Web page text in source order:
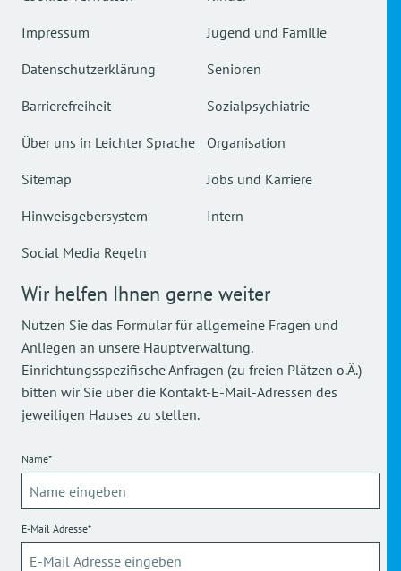
Impressum
Datenschutzerklärung
Barrierefreiheit
Über uns in Leichter Sprache
Sitemap
Hinweisgebersystem
Social Media Regeln
Jugend und Familie
Senioren
Sozialpsychiatrie
Organisation
Jobs und Karriere
Intern
Wir helfen Ihnen gerne weiter
Nutzen Sie das Formular für allgemeine Fragen und
Anliegen an unsere Hauptverwaltung.
Einrichtungsspezifische Anfragen (zu freien Plätzen o.Ä.)
bitten wir Sie über die Kontakt-E-Mail-Adressen des
jeweiligen Hauses zu stellen.
Name*
E-Mail Adresse*